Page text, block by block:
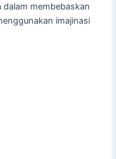
membebaskan
imajinasi